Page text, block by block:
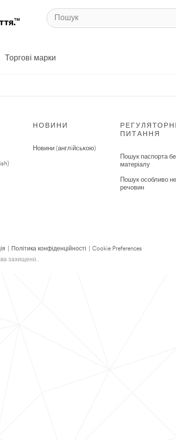
Торгові марки
НОВИНИ
Новини (англiйською)
РЕГУЛЯТОРНІ
ПИТАННЯ
Пошук паспорта
матеріалу
Пошук особливо
речовин
Політика конфіденційності
Cookie Preferences
захищено..